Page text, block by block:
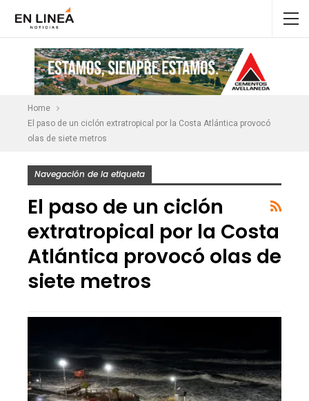
Home
El paso de un ciclón extratropical por la Costa Atlántica provocó
olas de siete metros
Navegación de la etiqueta
El paso de un ciclón
extratropical por la Costa
Atlántica provocó olas de
siete metros